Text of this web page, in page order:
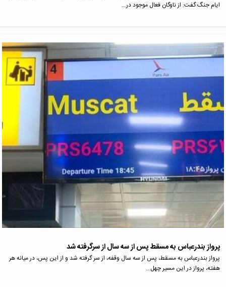
ایام جنگ گفت: از ناوگان فعال موجود در…
پرواز بندرعباس به مسقط پس از سه سال از سرگرفته شد
پرواز بندرعباس به مسقط، پس از سه سال وقفه، از سر گرفته شد و از این پس، در میانه هر
هفته، پرواز در این مسیر چهل…